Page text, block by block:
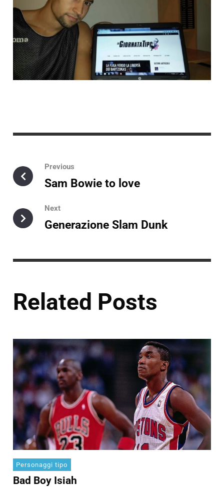
Previous
Sam Bowie to love
Next
Generazione Slam Dunk
Related Posts
Personaggi tipo
Bad Boy Isiah